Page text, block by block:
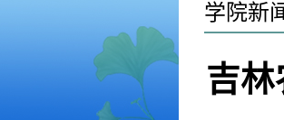
学院新
吉